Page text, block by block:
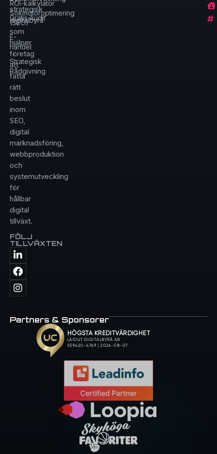
strategisk
digitalbyrå
som
hjälper
företag
att
fatta
rätt
beslut
inom
SEO,
digital
marknadsföring,
webbproduktion
och
systemutveckling
för
hållbar
digital
tillväxt.
FÖLJ
TILLVÄXTEN
Sökmotoroptimering
(SEO)
E-
handel
Strategisk
Rådgivning
ROI-kalkylator
Gratis Audit
Partners & Sponsorer